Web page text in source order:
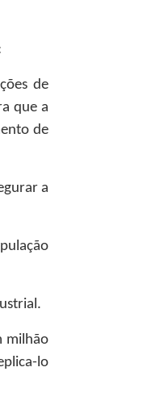
de
que a
de
a
milhão
lo